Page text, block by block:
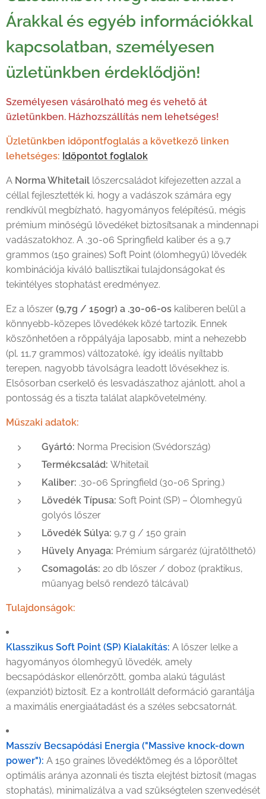
Árakkal és egyéb információkkal
kapcsolatban, személyesen
üzletünkben érdeklődjön!
Személyesen vásárolható meg és vehető át
üzletünkben. Házhozszállítás nem lehetséges!
Üzletünkben időpontfoglalás a következő linken
lehetséges: Időpontot foglalok
A Norma Whitetail lőszercsaládot kifejezetten azzal a
céllal fejlesztették ki, hogy a vadászok számára egy
rendkívül megbízható, hagyományos felépítésű, mégis
prémium minőségű lövedéket biztosítsanak a mindennapi
vadászatokhoz. A .30-06 Springfield kaliber és a 9,7
grammos (150 graines) Soft Point (ólomhegyű) lövedék
kombinációja kiváló ballisztikai tulajdonságokat és
tekintélyes stophatást eredményez.
Ez a lőszer (9,7g / 150gr) a .30-06-os kaliberen belül a
könnyebb-közepes lövedékek közé tartozik. Ennek
köszönhetően a röppályája laposabb, mint a nehezebb
(pl. 11,7 grammos) változatoké, így ideális nyíltabb
terepen, nagyobb távolságra leadott lövésekhez is.
Elsősorban cserkelő és lesvadászathoz ajánlott, ahol a
pontosság és a tiszta találat alapkövetelmény.
Műszaki adatok:
Gyártó: Norma Precision (Svédország)
Termékcsalád: Whitetail
Kaliber: .30-06 Springfield (30-06 Spring.)
Lövedék Típusa: Soft Point (SP) – Ólomhegyű
golyós lőszer
Lövedék Súlya: 9,7 g / 150 grain
Hüvely Anyaga: Prémium sárgaréz (újratölthető)
Csomagolás: 20 db lőszer / doboz (praktikus,
műanyag belső rendező tálcával)
Tulajdonságok:
Klasszikus Soft Point (SP) Kialakítás: A lőszer lelke a
hagyományos ólomhegyű lövedék, amely
becsapódáskor ellenőrzött, gomba alakú tágulást
(expanziót) biztosít. Ez a kontrollált deformáció garantálja
a maximális energiaátadást és a széles sebcsatornát.
Masszív Becsapódási Energia ("Massive knock-down
power"): A 150 graines lövedéktömeg és a lőporöltet
optimális aránya azonnali és tiszta elejtést biztosít (magas
stophatás), minimalizálva a vad szükségtelen szenvedését